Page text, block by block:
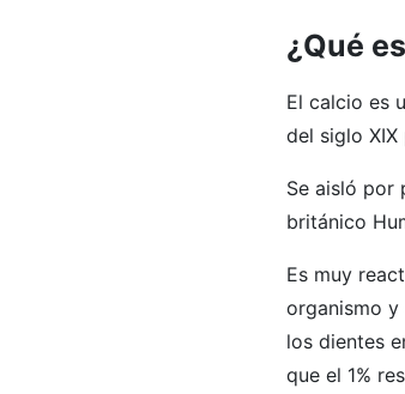
¿Qué
El calcio es
del siglo
Se aisló por
británico
Es muy
organismo y
los dientes
que el 1%